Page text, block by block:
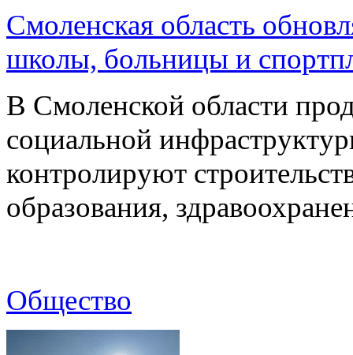
Смоленская область
школы, больницы и
В Смоленской области
социальной
контролируют
образования,
Общество